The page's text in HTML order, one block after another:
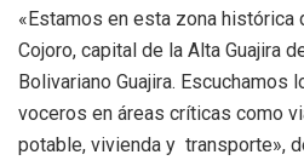
«Estamos en esta zona histórica
Cojoro, capital de la Alta Guajira
Bolivariano Guajira.
voceros en áreas críticas como
potable, vivienda y transporte»,